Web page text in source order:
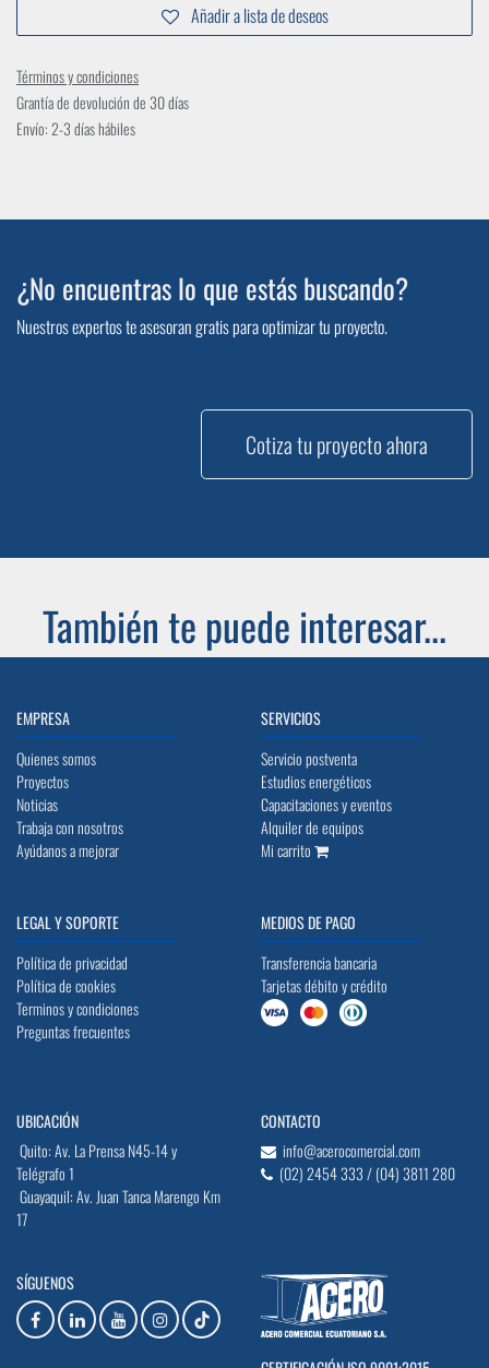
Añadir a lista de deseos
Términos y condiciones
Grantía de devolución de 30 días
Envío: 2-3 días hábiles
¿No encuentras lo que estás buscando?
Nuestros expertos te asesoran gratis para optimizar tu proyecto.
Cotiza tu proyecto ahora
También te puede interesar...
EMPRESA
Quienes somos
Proyectos
Noticias
Trabaja con nosotros
Ayúdanos a mejorar
SERVICIOS
Servicio postventa
Estudios energéticos
Capacitaciones y eventos
Alquiler de equipos
Mi carrito
LEGAL Y SOPORTE
Política de privacidad
Política de cookies
Terminos y condiciones
Preguntas frecuentes
MEDIOS DE PAGO
Transferencia bancaria
Tarjetas débito y crédito
UBICACIÓN
Quito: Av. La Prensa N45-14 y
Telégrafo 1
Guayaquil: Av. Juan Tanca Marengo Km
17
CONTACTO
info@acerocomercial.com
(02) 2454 333 / (04) 3811 280
SÍGUENOS